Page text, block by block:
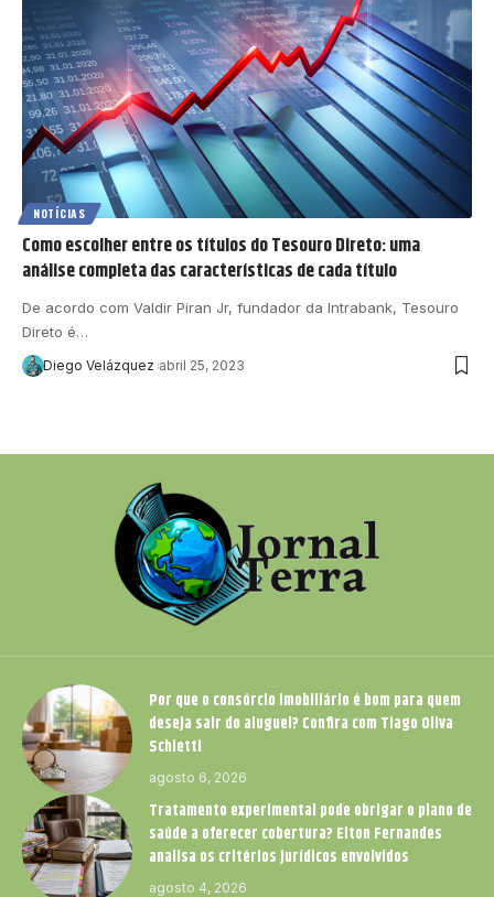
NOTÍCIAS
Como escolher entre os títulos do Tesouro Direto: uma
análise completa das características de cada título
De acordo com Valdir Piran Jr, fundador da Intrabank, Tesouro
Direto é…
Diego Velázquez abril 25, 2023
Por que o consórcio imobiliário é bom para quem
deseja sair do aluguel? Confira com Tiago Oliva
Schietti
agosto 6, 2026
Tratamento experimental pode obrigar o plano de
saúde a oferecer cobertura? Elton Fernandes
analisa os critérios jurídicos envolvidos
agosto 4, 2026